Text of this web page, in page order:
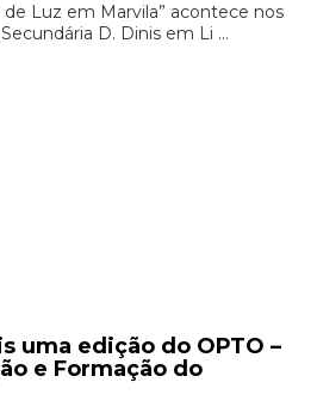
de Luz em Marvila” acontece nos
D. Dinis em Li ...
uma edição do OPTO –
e Formação do